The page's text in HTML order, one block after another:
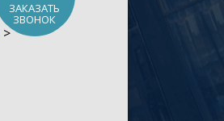
ЗАКАЗАТЬ
ЗВОНОК
>